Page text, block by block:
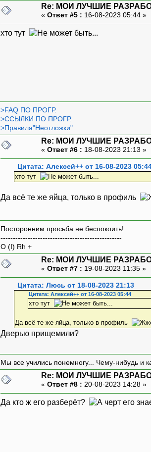
Re: МОИ ЛУЧШИЕ
« Ответ #5 : 16-08-2023 05:44 »
хто тут
>FAQ ПО ПРОГР.
>ССЫЛКИ ПО ПРОГР.
>Правила"Неотложки"
Re: МОИ ЛУЧШИЕ
« Ответ #6 : 18-08-2023 21:13 »
Цитата: Алексей++ от 16-08-2023
хто тут
Да всё те же яйца, только в профиль
Посторонним просьба не беспокоить!
-------------------------------------------------
O (I) Rh +
Re: МОИ ЛУЧШИЕ
« Ответ #7 : 19-08-2023 11:35 »
Цитата: Люсь от 18-08-2023 21:13
Цитата: Алексей++ от 16-08-2023 05:44
хто тут
Да всё те же яйца, только в профиль
Дверью прищемили?
Мы все учились понемногу... Чему-нибудь и
Re: МОИ ЛУЧШИЕ
« Ответ #8 : 20-08-2023 14:28 »
Да кто ж его разберёт?